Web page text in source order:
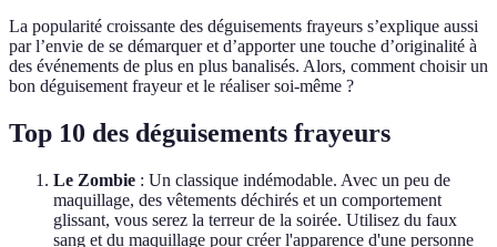
La popularité croissante des déguisements frayeurs s’explique aussi
par l’envie de se démarquer et d’apporter une touche d’originalité à
des événements de plus en plus banalisés. Alors, comment choisir un
bon déguisement frayeur et le réaliser soi-même ?
Top 10 des déguisements frayeurs
Le Zombie : Un classique indémodable. Avec un peu de
maquillage, des vêtements déchirés et un comportement
glissant, vous serez la terreur de la soirée. Utilisez du faux
sang et du maquillage pour créer l'apparence d'une personne